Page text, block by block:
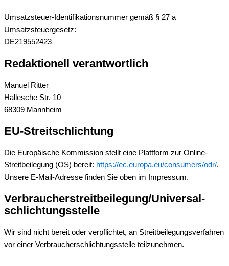
Umsatzsteuer-Identifikationsnummer gemäß § 27 a
Umsatzsteuergesetz:
DE219552423
Redaktionell verantwortlich
Manuel Ritter
Hallesche Str. 10
68309 Mannheim
EU-Streitschlichtung
Die Europäische Kommission stellt eine Plattform zur Online-
Streitbeilegung (OS) bereit: https://ec.europa.eu/consumers/odr/.
Unsere E-Mail-Adresse finden Sie oben im Impressum.
Verbraucher­streit­beilegung/Universal­
schlichtungs­stelle
Wir sind nicht bereit oder verpflichtet, an Streitbeilegungsverfahren
vor einer Verbraucherschlichtungsstelle teilzunehmen.